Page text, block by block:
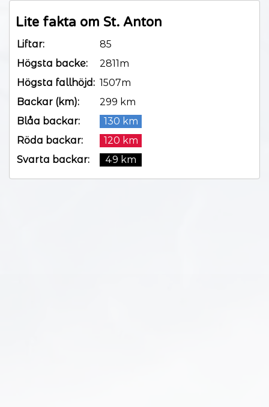
Lite fakta om St. Anton
Liftar:
85
Högsta backe:
2811m
Högsta fallhöjd: 1507m
Backar (km):
299 km
Blåa backar:
130 km
Röda backar:
120 km
Svarta backar:
49 km